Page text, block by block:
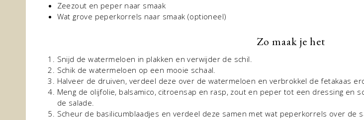
Zeezout en peper naar smaak
Wat grove peperkorrels naar smaak (optioneel)
Zo maak je het
Snijd de watermeloen in plakken en verwijder de schil.
Schik de watermeloen op een mooie schaal.
Halveer de druiven, verdeel deze over de watermeloen en verbrokkel de fetakaas
Meng de olijfolie, balsamico, citroensap en rasp, zout en peper tot een dressing en
de salade.
Scheur de basilicumblaadjes en verdeel deze samen met wat peperkorrels over de